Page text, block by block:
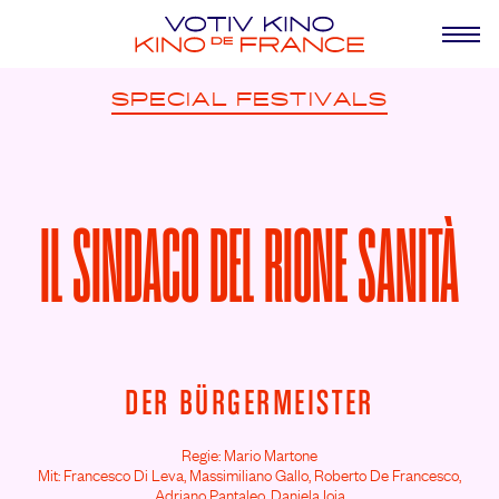
SPECIAL FESTIVALS
IL SINDACO DEL RIONE SANITÀ
DER BÜRGERMEISTER
Regie: Mario Martone
Mit: Francesco Di Leva, Massimiliano Gallo, Roberto De Francesco,
Adriano Pantaleo, Daniela Ioia